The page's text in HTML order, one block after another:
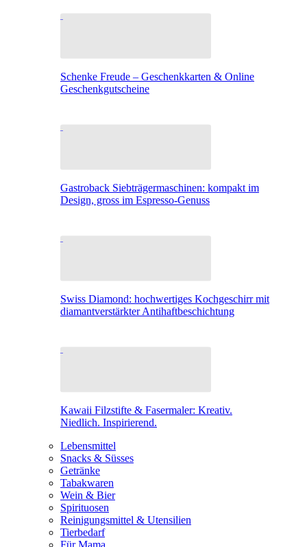
Schenke Freude – Geschenkkarten & Online
Geschenkgutscheine
Gastroback Siebträgermaschinen: kompakt im
Design, gross im Espresso-Genuss
Swiss Diamond: hochwertiges Kochgeschirr mit
diamantverstärkter Antihaftbeschichtung
Kawaii Filzstifte & Fasermaler: Kreativ.
Niedlich. Inspirierend.
Lebensmittel
Snacks & Süsses
Getränke
Tabakwaren
Wein & Bier
Spirituosen
Reinigungsmittel & Utensilien
Tierbedarf
Für Mama